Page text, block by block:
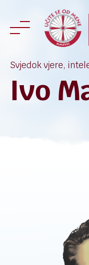
content
Svjedok vjere,
Ivo